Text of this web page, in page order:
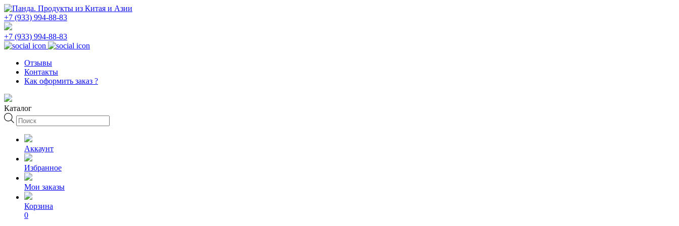
+7 (933) 994-88-83
+7 (933) 994-88-83
Отзывы
Контакты
Как оформить заказ ?
Каталог
Поиск
товаров
Аккаунт
Избранное
Мои заказы
Корзина
0